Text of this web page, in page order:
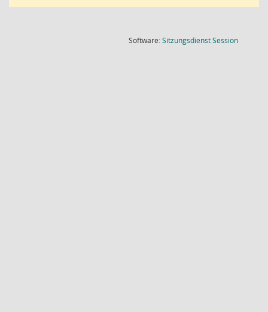
Software:SitzungsdienstSession(Wird in